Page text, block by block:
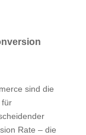
sind die
für
Rate – die